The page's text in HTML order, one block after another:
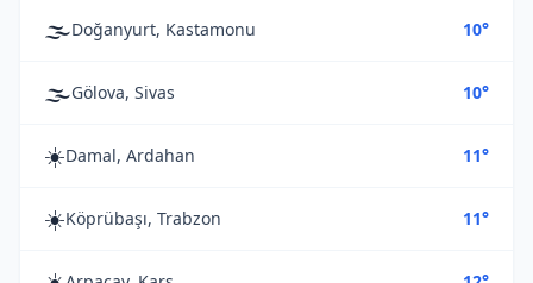
🌫️Doğanyurt, Kastamonu 10°
🌫️Gölova, Sivas 10°
☀️Damal, Ardahan 11°
☀️Köprübaşı, Trabzon 11°